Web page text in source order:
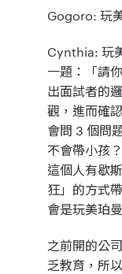
Gogoro: 玩
Cynthia: 玩
一題：「請
出面試者的
觀，進而確
會問 3 個問
不會帶小孩
這個人有歇
狂」的方式
會是玩美珀
之前開的公
乏教育，所